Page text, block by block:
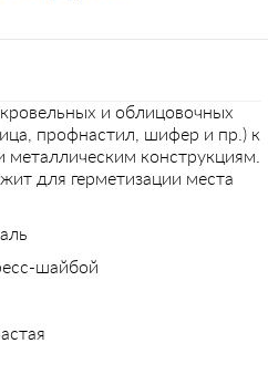
и облицовочных
профнастил, шифер и пр.) к
конструкциям.
для герметизации места
шайбой